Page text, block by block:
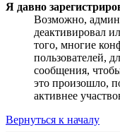
Я давно
Возможно,
деактивировал
того, многие
пользователей,
сообщения,
это произошло,
активнее
Вернуться к началу